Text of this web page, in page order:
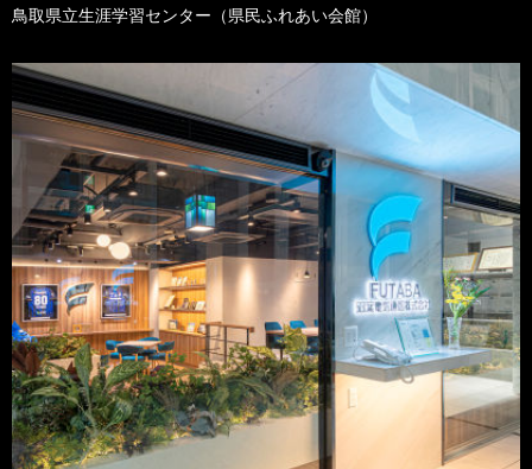
鳥取県立生涯学習センター（県民ふれあい会館）